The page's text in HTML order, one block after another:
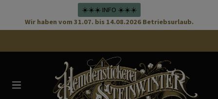
☀️☀️☀️ INFO ☀️☀️☀️
Wir haben vom 31.07. bis 14.08.2026 Betriebsurlaub.